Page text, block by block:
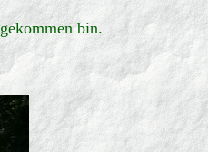
bin.